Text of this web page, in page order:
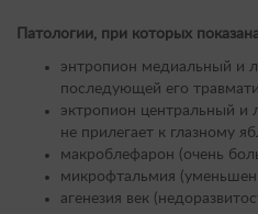
Патологии, при которых
энтропион медиальный и
последующей его
эктропион центральный и
не прилегает к глазному
макроблефарон (очень
микрофтальмия
агенезия век